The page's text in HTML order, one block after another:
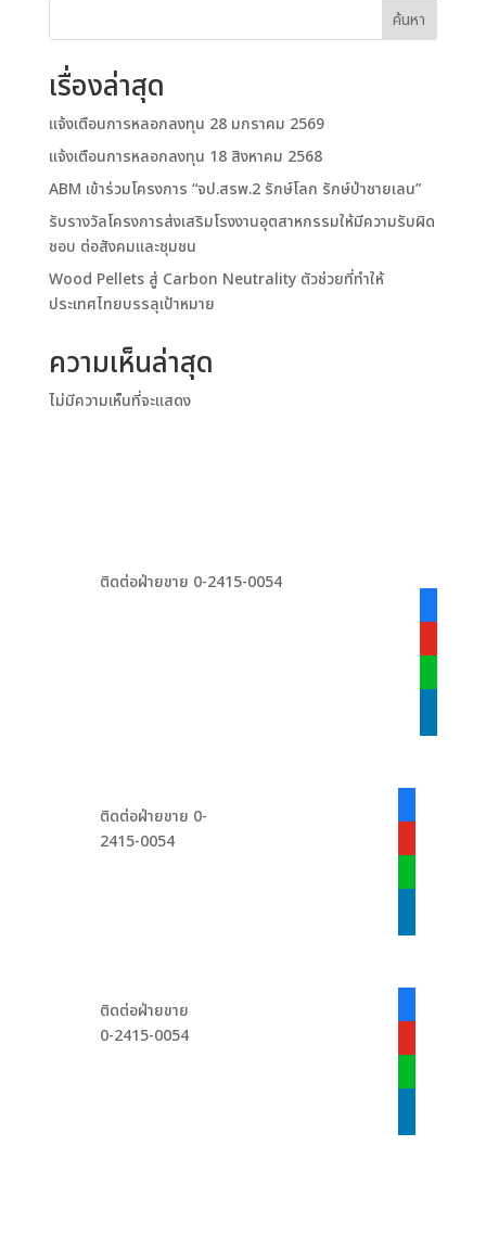
ค้นหา
เรื่องล่าสุด
แจ้งเตือนการหลอกลงทุน 28 มกราคม 2569
แจ้งเตือนการหลอกลงทุน 18 สิงหาคม 2568
ABM เข้าร่วมโครงการ “จป.สรพ.2 รักษ์โลก รักษ์ป่าชายเลน”
รับรางวัลโครงการส่งเสริมโรงงานอุตสาหกรรมให้มีความรับผิด
ชอบ ต่อสังคมและชุมชน
Wood Pellets สู่ Carbon Neutrality ตัวช่วยที่ทำให้
ประเทศไทยบรรลุเป้าหมาย
ความเห็นล่าสุด
ไม่มีความเห็นที่จะแสดง
ติดต่อฝ่ายขาย 0-2415-0054
ติดต่อฝ่ายขาย 0-
2415-0054
ติดต่อฝ่ายขาย
0-2415-0054